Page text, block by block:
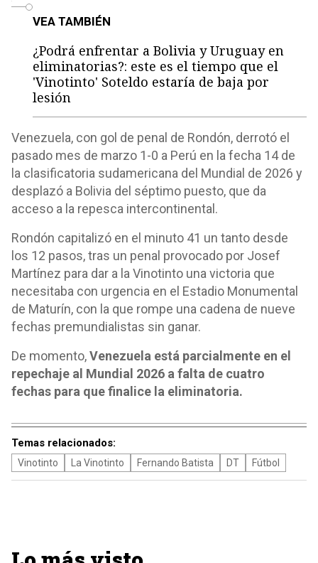
VEA TAMBIÉN
¿Podrá enfrentar a Bolivia y Uruguay en
eliminatorias?: este es el tiempo que el
'Vinotinto' Soteldo estaría de baja por
lesión
Venezuela, con gol de penal de Rondón, derrotó el
pasado mes de marzo 1-0 a Perú en la fecha 14 de
la clasificatoria sudamericana del Mundial de 2026 y
desplazó a Bolivia del séptimo puesto, que da
acceso a la repesca intercontinental.
Rondón capitalizó en el minuto 41 un tanto desde
los 12 pasos, tras un penal provocado por Josef
Martínez para dar a la Vinotinto una victoria que
necesitaba con urgencia en el Estadio Monumental
de Maturín, con la que rompe una cadena de nueve
fechas premundialistas sin ganar.
De momento,Venezuela está parcialmente en el
repechaje al Mundial 2026 a falta de cuatro
fechas para que finalice la eliminatoria.
Temas relacionados:
Vinotinto La Vinotinto Fernando Batista DT Fútbol